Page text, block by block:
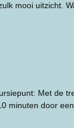
mooi uitzicht.
Met de
minuten door